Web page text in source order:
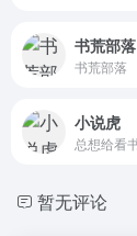
书荒部落
书荒部落
小说虎
暂无评论